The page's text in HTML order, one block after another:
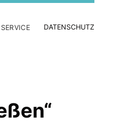
SERVICE DATENSCHUTZ